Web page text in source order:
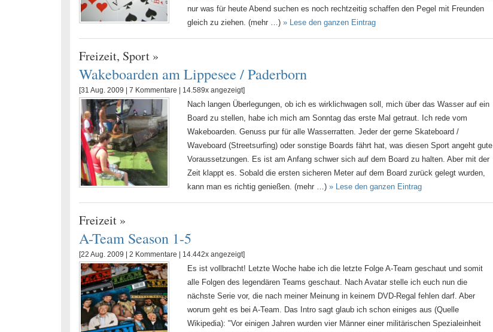
nur was für heute Abend suchen es noch rechtzeitig schaffen den Pegel mit Freunden
gleich zu ziehen. (mehr …)» Lese den ganzen Eintrag
Freizeit, Sport »
Wakeboarden am Lippesee / Paderborn
[31 Aug. 2009 | 7 Kommentare | 14.589x angezeigt]
Nach langen Überlegungen, ob ich es wirklichwagen soll, mich über das Wasser auf ein
Board zu stellen, habe ich mich am Sonntag das erste Mal getraut. Ich rede vom
Wakeboarden. Genuss pur für alle Wasserratten. Jeder der gerne Skateboard /
Waveboard (Streetsurfing) oder sonstige Boards fährt hat, was diesen Sport angeht gute
Voraussetzungen. Es ist am Anfang schwer sich auf dem Board zu halten. Aber mit der
Zeit klappt es. Sobald die ersten sicheren Meter auf dem Board zurück gelegt wurden,
kann man es richtig genießen. (mehr …)» Lese den ganzen Eintrag
Freizeit »
A-Team Season 1-5
[22 Aug. 2009 | 2 Kommentare | 14.442x angezeigt]
Es ist vollbracht! Letzte Woche habe ich die letzte Folge A-Team geschaut und somit
alle Folgen des legendären Teams geschaut. Nach Avatar stelle ich euch nun die
nächste Serie vor, die nach meiner Meinung in keinem DVD-Regal fehlen darf. Aber
worum geht es bei A-Team. Das Intro sagt glaub ich schon einiges aus (Quelle
Wikipedia): "Vor einigen Jahren wurden vier Männer einer militärischen Spezialeinheit